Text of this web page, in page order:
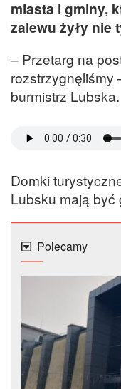
miasta i gminy,
zalewu żyły nie
– Przetarg na
rozstrzygnęliśmy
burmistrz Lubska.
Domki
Lubsku mają być
Polecamy